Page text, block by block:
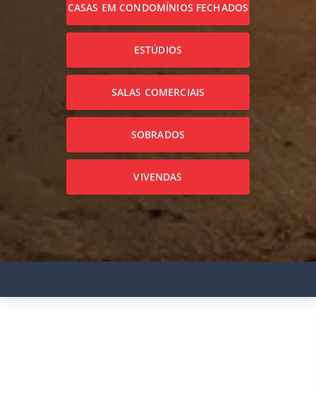
CASAS EM CONDOMÍNIOS FECHADOS
ESTÚDIOS
SALAS COMERCIAIS
SOBRADOS
VIVENDAS